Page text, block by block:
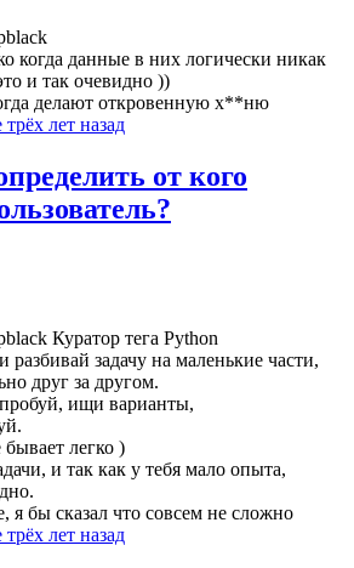
когда данные в них логически никак
и так очевидно ))
делают откровенную х**ню
трёх лет назад
от кого
Куратор тега Python
разбивай задачу на маленькие части,
друг за другом.
ищи варианты,
бывает легко )
и так как у тебя мало опыта,
я бы сказал что совсем не сложно
трёх лет назад